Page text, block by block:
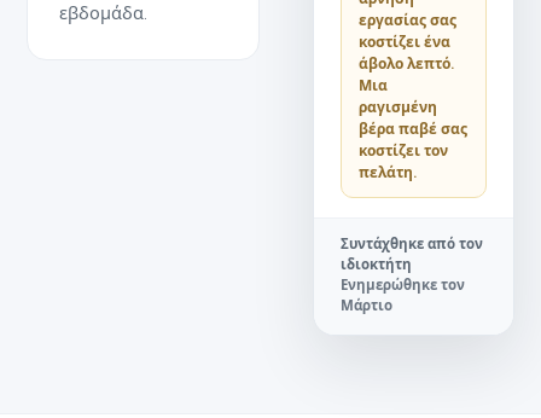
εβδομάδα.
εργασίας σας
κοστίζει ένα
άβολο λεπτό.
Μια
ραγισμένη
βέρα παβέ σας
κοστίζει τον
πελάτη.
Συντάχθηκε από τον
ιδιοκτήτη
Ενημερώθηκε τον
Μάρτιο